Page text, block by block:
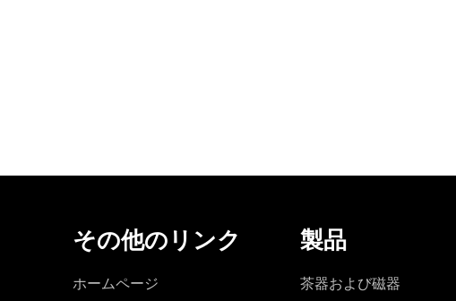
その他のリンク
ホームページ
製品
茶器および磁器